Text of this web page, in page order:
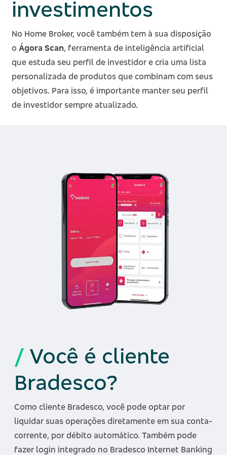
investimentos
No Home Broker, você também tem à sua disposição
o Ágora Scan, ferramenta de inteligência artificial
que estuda seu perfil de investidor e cria uma lista
personalizada de produtos que combinam com seus
objetivos. Para isso, é importante manter seu perfil
de investidor sempre atualizado.
/ Você é cliente
Bradesco?
Como cliente Bradesco, você pode optar por
liquidar suas operações diretamente em sua conta-
corrente, por débito automático. Também pode
fazer login integrado no Bradesco Internet Banking